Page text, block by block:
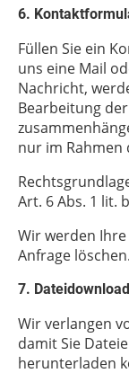
6.
Füllen Sie ein
uns eine Mail
Nachricht,
Bearbeitung
nur im Rahmen
Art. 6 Abs. 1 lit.
Wir werden
Anfrage löschen.
7.
Wir verlangen
damit Sie
herunterladen